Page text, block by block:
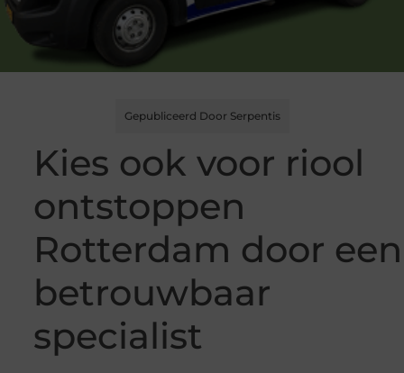
Gepubliceerd Door Serpentis
Kies ook voor riool
ontstoppen
Rotterdam door een
betrouwbaar
specialist